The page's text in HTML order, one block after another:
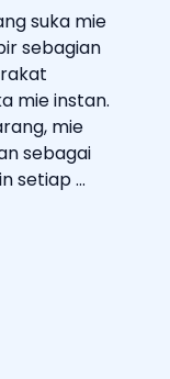
suka mie
sebagian
mie instan.
mie
sebagai
setiap ...